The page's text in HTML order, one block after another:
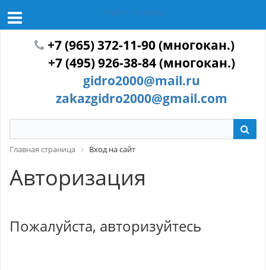
ГИДРОТЕХМАШ
+7 (965) 372-11-90 (многокан.)
+7 (495) 926-38-84 (многокан.)
gidro2000@mail.ru
zakazgidro2000@gmail.com
Главная страница Вход на сайт
Авторизация
Пожалуйста, авторизуйтесь